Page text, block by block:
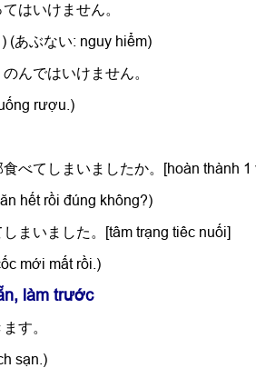
はいけません。
(あぶない: nguy hiểm)
ではいけません。
rượu.)
べてしまいましたか。[hoàn thành 1
hết rồi đúng không?)
まいました。[tâm trạng tiêc nuối]
mới mất rồi.)
làm trước
す。
sạn.)